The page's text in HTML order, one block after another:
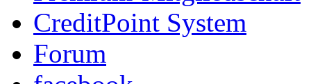
CreditPoint System
Forum